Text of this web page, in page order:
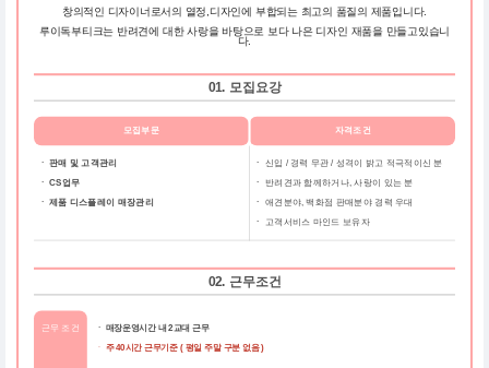
창의적인 디자이너로서의 열정,디자인에 부합되는 최고의 품질의 제품입니다.
루이독부티크는 반려견에 대한 사랑을 바탕으로 보다 나은 디자인 재품을 만들고있습니
다.
01. 모집요강
모집부문 자격조건
ㆍ 판매 및 고객관리
ㆍ CS업무
ㆍ 제품 디스플레이 매장관리
ㆍ 신입 / 경력 무관 / 성격이 밝고 적극적이신 분
ㆍ
반려견과 함께하거나, 사랑이 있는 분
ㆍ
애견분야, 백화점 판매분야 경력 우대
ㆍ 고객서비스 마인드 보유자
02. 근무조건
근무 조건 ㆍ 매장운영시간 내 2교대 근무
ㆍ 주 40시간 근무기준 ( 평일 주말 구분 없음 )